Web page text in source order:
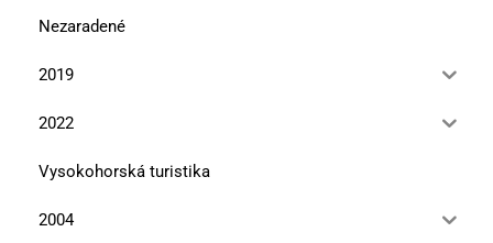
Nezaradené
2019
2022
Vysokohorská turistika
2004